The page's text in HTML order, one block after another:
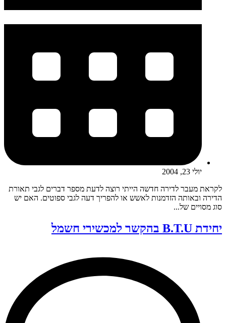
יולי 23, 2004
לקראת מעבר לדירה חדשה הייתי רוצה לדעת מספר דברים לגבי תאורת
הדירה ובאותה הזדמנות לאשש או להפריך דעה לגבי ספוטים. האם יש
סוג מסויים של...
יחידת B.T.U בהקשר למכשירי חשמל